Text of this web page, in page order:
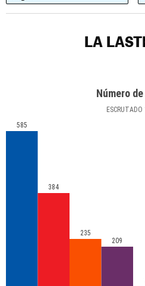
LA
Número
ESCRUTADO
585
384
235
209